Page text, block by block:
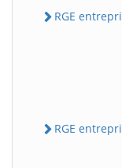
RGE
RGE